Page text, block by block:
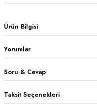
Ürün Bilgisi
Yorumlar
Soru & Cevap
Taksit Seçenekleri